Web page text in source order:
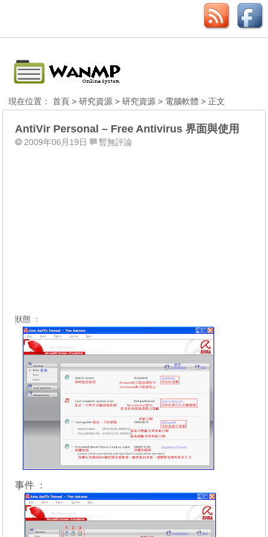
現在位置：首頁 >研究資源 >研究資源 > 電腦軟體 > 正文
AntiVir Personal – Free Antivirus 界面與使用
2009年06月19日 暫無評論
狀態 ：
事件 ：